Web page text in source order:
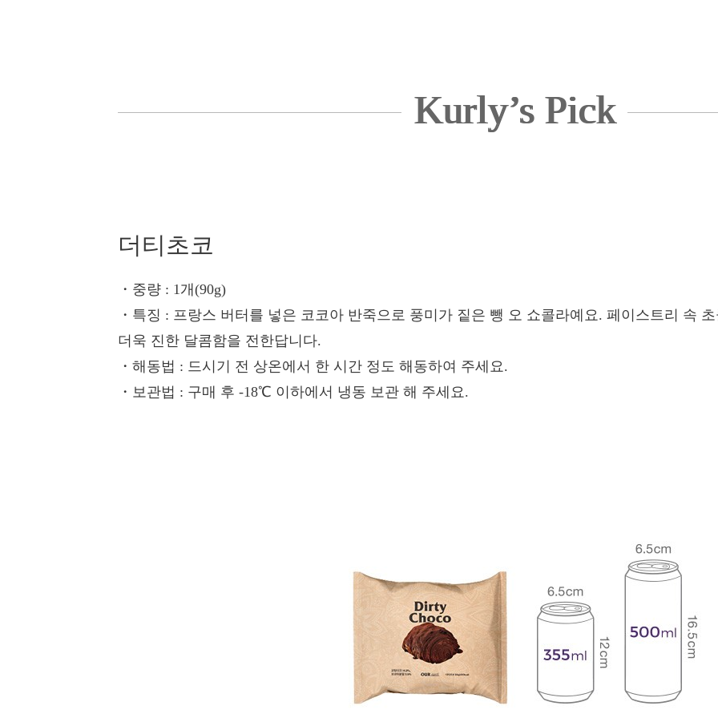
Kurly’s Pick
더티초코
・중량 : 1개(90g)
・특징 : 프랑스 버터를 넣은 코코아 반죽으로 풍미가 짙은 뺑 오 쇼콜라예요. 페이스트리 속
더욱 진한 달콤함을 전한답니다.
・해동법 : 드시기 전 상온에서 한 시간 정도 해동하여 주세요.
・보관법 : 구매 후 -18℃ 이하에서 냉동 보관 해 주세요.